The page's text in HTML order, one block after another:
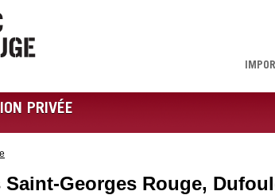
PRIVÉE
Saint-Georges Rouge,